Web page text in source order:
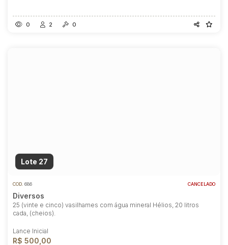
0 2 0
Lote 27
COD. 686 CANCELADO
Diversos
25 (vinte e cinco) vasilhames com água mineral Hélios, 20 litros
cada, (cheios).
Lance Inicial
R$ 500,00